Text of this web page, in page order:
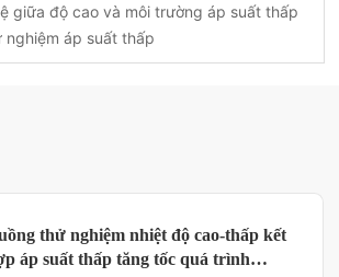
giữa độ cao và môi trường áp suất thấp
áp suất thấp
trò quan trọng của thiết bị kiểm tra
độ và độ ẩm không đổi trong sản